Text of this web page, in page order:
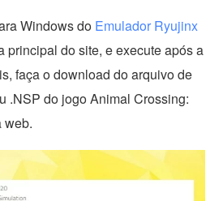
Windows do Emulador Ryujinx
principal do site, e execute após a
faça o download do arquivo de
.NSP do jogo Animal Crossing:
web.